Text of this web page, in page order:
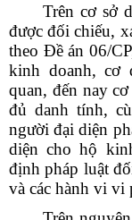
Trên cơ sở
được đối chiếu,
theo Đề án 06/
kinh doanh, cơ
quan, đến nay
đủ danh tính,
người đại diện
diện cho hộ
định pháp luật
và các hành vi vi